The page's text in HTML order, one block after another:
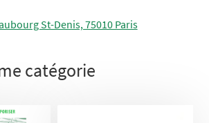
St-Denis, 75010 Paris
catégorie